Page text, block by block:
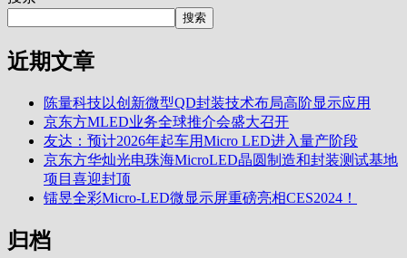
搜索
近期文章
陈量科技以创新微型QD封装技术布局高阶显示应用
京东方MLED业务全球推介会盛大召开
友达：预计2026年起车用Micro LED进入量产阶段
京东方华灿光电珠海MicroLED晶圆制造和封装测试基地
项目喜迎封顶
镭昱全彩Micro-LED微显示屏重磅亮相CES2024！
归档